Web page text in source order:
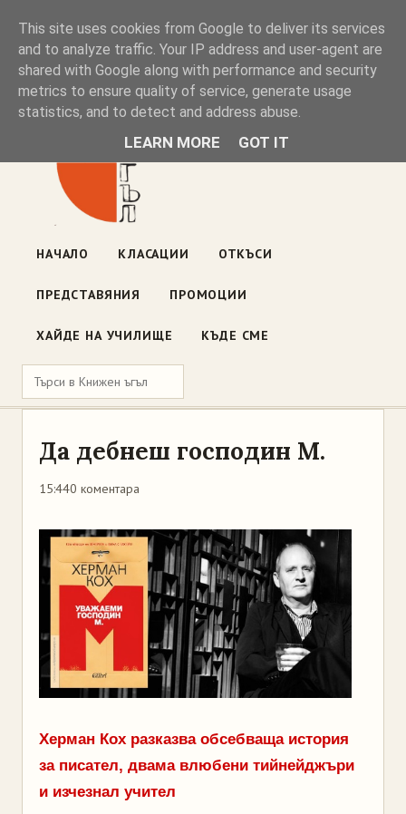
Книжен ъгъл
Блог на книжарницата — класации, откъси, нови книги
ул. „Оборище" 117, София· пон–пет 10:00–19:00 ·
НАЧАЛО КЛАСАЦИИ ОТКЪСИ
ПРЕДСТАВЯНИЯ ПРОМОЦИИ
ХАЙДЕ НА УЧИЛИЩЕ КЪДЕ СМЕ
Да дебнеш господин М.
15:440 коментара
Херман Кох разказва обсебваща история
за писател, двама влюбени тийнейджъри
и изчезнал учител
This site uses cookies from Google to deliver its services
and to analyze traffic. Your IP address and user-agent are
shared with Google along with performance and security
metrics to ensure quality of service, generate usage
statistics, and to detect and address abuse.
LEARN MORE GOT IT